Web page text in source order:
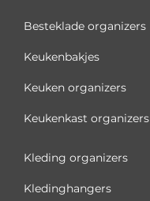
Besteklade organizers
Keukenbakjes
Keuken organizers
Keukenkast organizers
Kleding organizers
Kledinghangers